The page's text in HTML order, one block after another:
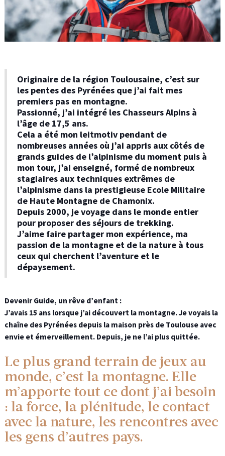
Originaire de la région Toulousaine, c’est sur
les pentes des Pyrénées que j’ai fait mes
premiers pas en montagne.
Passionné, j’ai intégré les Chasseurs Alpins à
l’âge de 17,5 ans.
Cela a été mon leitmotiv pendant de
nombreuses années où j’ai appris aux côtés de
grands guides de l’alpinisme du moment puis à
mon tour, j’ai enseigné, formé de nombreux
stagiaires aux techniques extrêmes de
l’alpinisme dans la prestigieuse Ecole Militaire
de Haute Montagne de Chamonix.
Depuis 2000, je voyage dans le monde entier
pour proposer des séjours de trekking.
J’aime faire partager mon expérience, ma
passion de la montagne et de la nature à tous
ceux qui cherchent l’aventure et le
dépaysement.
Devenir Guide, un rêve d’enfant:
J’avais 15 ans lorsque j’ai découvert la montagne. Je voyais la
chaîne des Pyrénées depuis la maison près de Toulouse avec
envie et émerveillement. Depuis, je ne l’ai plus quittée.
Le plus grand terrain de jeux au
monde, c’est la montagne. Elle
m’apporte tout ce dont j’ai besoin
: la force, la plénitude, le contact
avec la nature, les rencontres avec
les gens d’autres pays.